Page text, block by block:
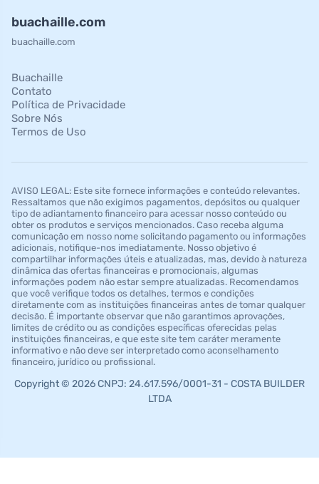
buachaille.com
buachaille.com
Buachaille
Contato
Política de Privacidade
Sobre Nós
Termos de Uso
AVISO LEGAL: Este site fornece informações e conteúdo relevantes.
Ressaltamos que não exigimos pagamentos, depósitos ou qualquer
tipo de adiantamento financeiro para acessar nosso conteúdo ou
obter os produtos e serviços mencionados. Caso receba alguma
comunicação em nosso nome solicitando pagamento ou informações
adicionais, notifique-nos imediatamente. Nosso objetivo é
compartilhar informações úteis e atualizadas, mas, devido à natureza
dinâmica das ofertas financeiras e promocionais, algumas
informações podem não estar sempre atualizadas. Recomendamos
que você verifique todos os detalhes, termos e condições
diretamente com as instituições financeiras antes de tomar qualquer
decisão. É importante observar que não garantimos aprovações,
limites de crédito ou as condições específicas oferecidas pelas
instituições financeiras, e que este site tem caráter meramente
informativo e não deve ser interpretado como aconselhamento
financeiro, jurídico ou profissional.
Copyright © 2026 CNPJ: 24.617.596/0001-31 - COSTA BUILDER
LTDA